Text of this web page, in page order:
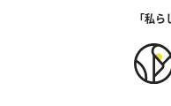
「私